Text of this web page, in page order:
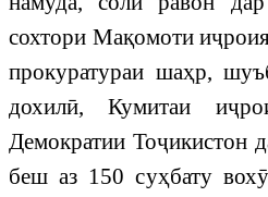
сохтори Мақомоти
прокуратураи шаҳр,
дохилӣ, Кумитаи
Демократии Тоҷикистон
беш аз 150 суҳбату